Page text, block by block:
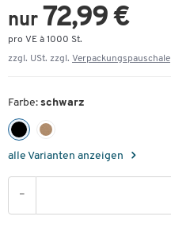
nur 72,99 €
pro VE à 1000 St.
zzgl. USt. zzgl. Verpackungspauschale
Farbe: schwarz
alle Varianten anzeigen
-